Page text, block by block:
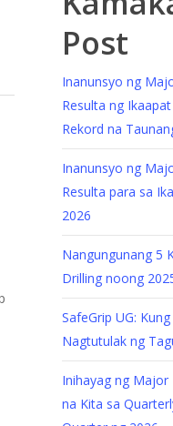
Post
Inanunsyo ng
Resulta ng
Rekord na
Inanunsyo ng
Resulta para sa
2026
Nangungunang 5
Drilling noong
SafeGrip UG:
Nagtutulak ng
Inihayag ng Major
na Kita sa